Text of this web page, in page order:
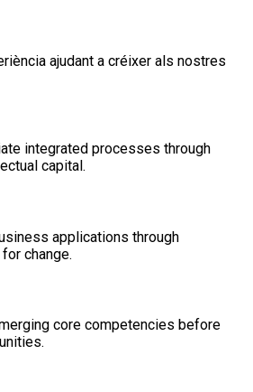
ajudant a créixer als nostres
integrated processes through
capital.
applications through
change.
core competencies before